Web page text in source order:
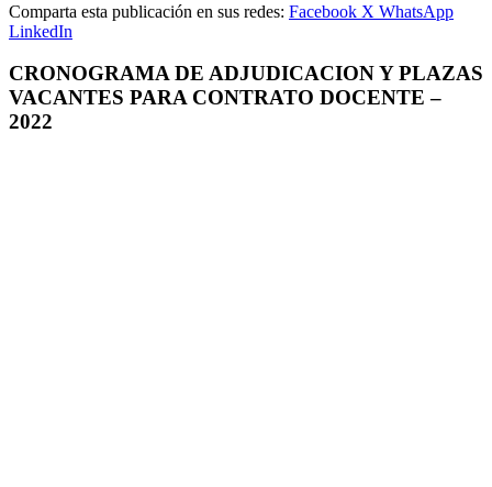
Comparta esta publicación en sus redes: Facebook X WhatsApp
LinkedIn
CRONOGRAMA DE ADJUDICACION Y PLAZAS
VACANTES PARA CONTRATO DOCENTE –
2022